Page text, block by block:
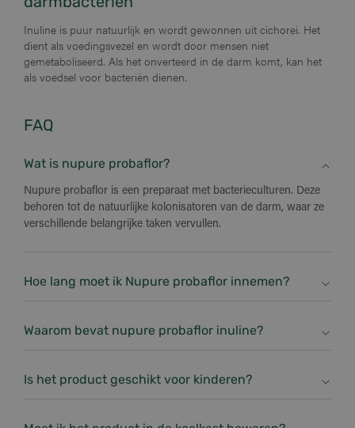
Inuline is puur natuurlijk en wordt gewonnen uit cichorei. Het
dient als voedingsvezel en wordt door mensen niet
gemetaboliseerd. Als het onverteerd in de darm komt, kan het
als voedsel voor bacteriën dienen.
FAQ
Wat is nupure probaflor?
Nupure probaflor is een preparaat met bacterieculturen. Deze
behoren tot de natuurlijke kolonisatoren van de darm, waar ze
verschillende belangrijke taken vervullen.
Hoe lang moet ik Nupure probaflor innemen?
gebruikt. We raden aan, om het ten minste 4-12 weken in te
nemen, om de bacteriën voldoende tijd te geven zich te
Waarom bevat nupure probaflor inuline?
worden verteerd. Hij dient als voedingsstof voor belangrijke
darmbacteriën in de darmen.
Is het product geschikt voor kinderen?
vanaf drie jaar hebben we een speciaal ontwikkeld product in